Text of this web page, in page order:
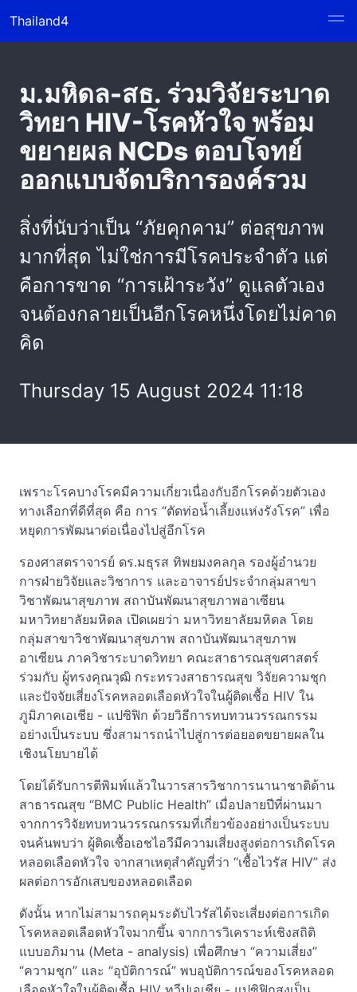
Thailand4
ม.มหิดล-สธ. ร่วมวิจัยระบาด
วิทยา HIV-โรคหัวใจ พร้อม
ขยายผล NCDs ตอบโจทย์
ออกแบบจัดบริการองค์รวม
สิ่งที่นับว่าเป็น “ภัยคุกคาม” ต่อสุขภาพ
มากที่สุด ไม่ใช่การมีโรคประจำตัว แต่
คือการขาด “การเฝ้าระวัง” ดูแลตัวเอง
จนต้องกลายเป็นอีกโรคหนึ่งโดยไม่คาด
คิด
Thursday 15 August 2024 11:18
เพราะโรคบางโรคมีความเกี่ยวเนื่องกับอีกโรคด้วยตัวเอง
ทางเลือกที่ดีที่สุด คือ การ “ตัดท่อน้ำเลี้ยงแห่งรังโรค” เพื่อ
หยุดการพัฒนาต่อเนื่องไปสู่อีกโรค
รองศาสตราจารย์ ดร.มธุรส ทิพยมงคลกุล รองผู้อำนวย
การฝ่ายวิจัยและวิชาการ และอาจารย์ประจำกลุ่มสาขา
วิชาพัฒนาสุขภาพ สถาบันพัฒนาสุขภาพอาเซียน
มหาวิทยาลัยมหิดล เปิดเผยว่า มหาวิทยาลัยมหิดล โดย
กลุ่มสาขาวิชาพัฒนาสุขภาพ สถาบันพัฒนาสุขภาพ
อาเซียน ภาควิชาระบาดวิทยา คณะสาธารณสุขศาสตร์
ร่วมกับ ผู้ทรงคุณวุฒิ กระทรวงสาธารณสุข วิจัยความชุก
และปัจจัยเสี่ยงโรคหลอดเลือดหัวใจในผู้ติดเชื้อ HIV ใน
ภูมิภาคเอเชีย - แปซิฟิก ด้วยวิธีการทบทวนวรรณกรรม
อย่างเป็นระบบ ซึ่งสามารถนำไปสู่การต่อยอดขยายผลใน
เชิงนโยบายได้
โดยได้รับการตีพิมพ์แล้วในวารสารวิชาการนานาชาติด้าน
สาธารณสุข “BMC Public Health” เมื่อปลายปีที่ผ่านมา
จากการวิจัยทบทวนวรรณกรรมที่เกี่ยวข้องอย่างเป็นระบบ
จนค้นพบว่า ผู้ติดเชื้อเอชไอวีมีความเสี่ยงสูงต่อการเกิดโรค
หลอดเลือดหัวใจ จากสาเหตุสำคัญที่ว่า “เชื้อไวรัส HIV” ส่ง
ผลต่อการอักเสบของหลอดเลือด
ดังนั้น หากไม่สามารถคุมระดับไวรัสได้จะเสี่ยงต่อการเกิด
โรคหลอดเลือดหัวใจมากขึ้น จากการวิเคราะห์เชิงสถิติ
แบบอภิมาน (Meta - analysis) เพื่อศึกษา “ความเสี่ยง”
“ความชุก” และ “อุบัติการณ์” พบอุบัติการณ์ของโรคหลอด